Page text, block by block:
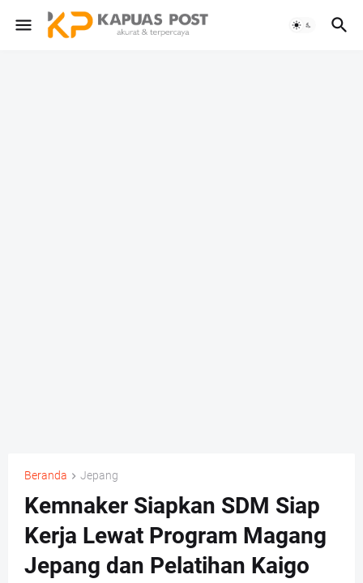
Beranda Jepang
Kemnaker Siapkan SDM Siap
Kerja Lewat Program Magang
Jepang dan Pelatihan Kaigo